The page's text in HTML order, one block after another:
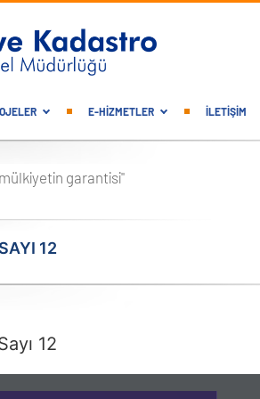
E-HİZMETLER İLETIŞIM
garantisi"
12
12